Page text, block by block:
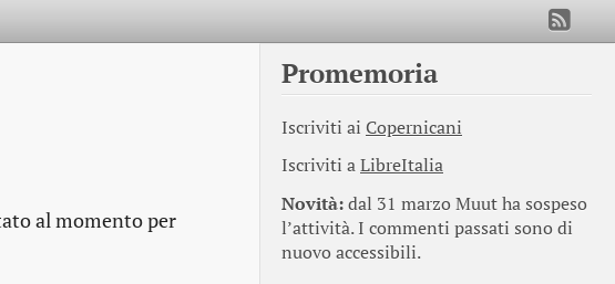
al momento per
Promemoria
Iscriviti ai Copernicani
Iscriviti aLibreItalia
Novità:dal 31 marzo Muut ha sospeso
l’attività. I commenti passati sono di
nuovo accessibili.